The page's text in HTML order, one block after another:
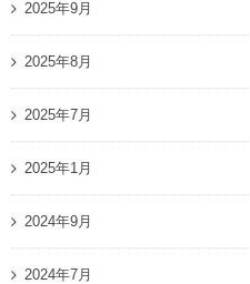
2025年9月
2025年8月
2025年7月
2025年1月
2024年9月
2024年7月